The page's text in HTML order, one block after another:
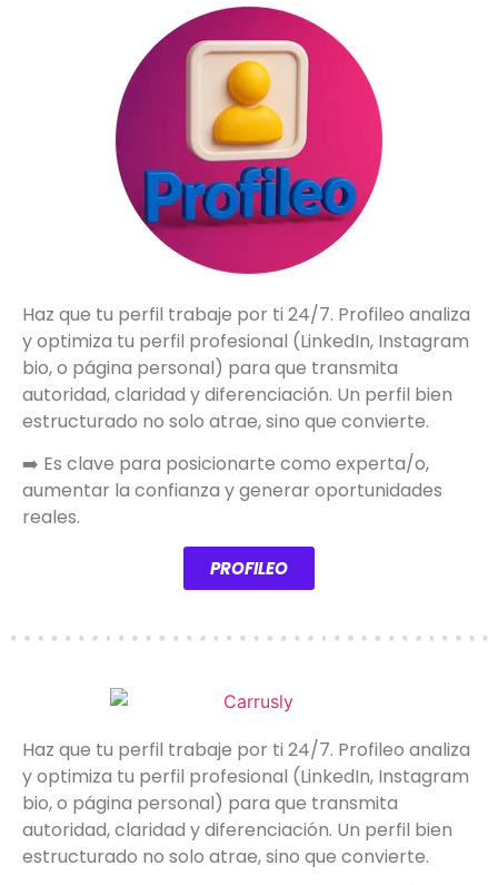
Haz que tu perfil trabaje por ti 24/7. Profileo analiza
y optimiza tu perfil profesional (LinkedIn, Instagram
bio, o página personal) para que transmita
autoridad, claridad y diferenciación. Un perfil bien
estructurado no solo atrae, sino que convierte.
➡️ Es clave para posicionarte como experta/o,
aumentar la confianza y generar oportunidades
reales.
PROFILEO
Haz que tu perfil trabaje por ti 24/7. Profileo analiza
y optimiza tu perfil profesional (LinkedIn, Instagram
bio, o página personal) para que transmita
autoridad, claridad y diferenciación. Un perfil bien
estructurado no solo atrae, sino que convierte.